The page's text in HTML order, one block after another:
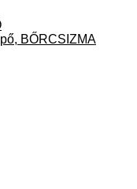
BŐRCSIZMA